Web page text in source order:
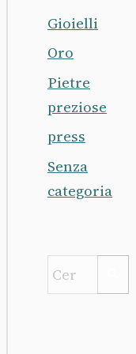
Gioielli
Oro
Pietre
preziose
press
Senza
categoria